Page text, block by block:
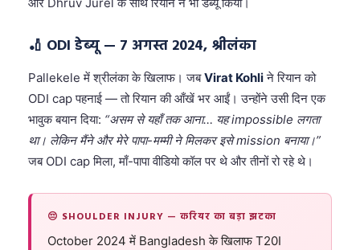
और Dhruv Jurel के साथ रियान ने भी डेब्यू किया।
🏏 ODI डेब्यू — 7 अगस्त 2024, श्रीलंका
Pallekele में श्रीलंका के खिलाफ। जबVirat Kohliने रियान को
ODI cap पहनाई — तो रियान की आँखें भर आईं। उन्होंने उसी दिन एक
भावुक बयान दिया: “असम से यहाँ तक आना… यह impossible लगता
था। लेकिन मैंने और मेरे पापा-मम्मी ने मिलकर इसे mission बनाया।”
जब ODI cap मिला, माँ-पापा वीडियो कॉल पर थे और तीनों रो रहे थे।
😔 SHOULDER INJURY — करियर का बड़ा झटका
October 2024 में Bangladesh के खिलाफ T20I